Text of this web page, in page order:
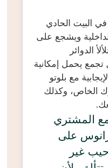
البيت الحادي
ويشجع على
الدوائر
تجمع يحمل إمكانية
مع بلوتو
الخاص، وكذلك
مع المشتري
على
غير